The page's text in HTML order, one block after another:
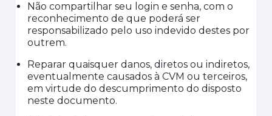
Não compartilhar seu login e senha, com o
reconhecimento de que poderá ser
responsabilizado pelo uso indevido destes por
outrem.
Reparar quaisquer danos, diretos ou indiretos,
eventualmente causados à CVM ou terceiros,
em virtude do descumprimento do disposto
neste documento.